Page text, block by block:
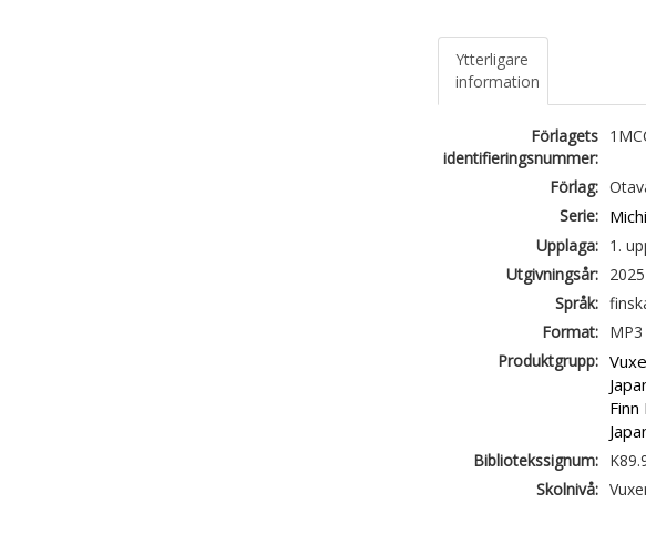
Ytterligare
information
Förlagets
identifieringsnummer:
Förlag:
Serie:
Upplaga:
1.
Utgivningsår:
2025
Språk:
Format:
MP3
Produktgrupp:
Bibliotekssignum:
Skolnivå: